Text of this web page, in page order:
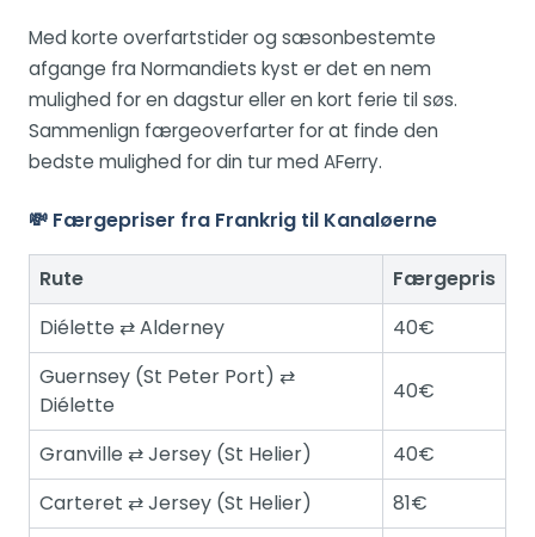
Med korte overfartstider og sæsonbestemte
afgange fra Normandiets kyst er det en nem
mulighed for en dagstur eller en kort ferie til søs.
Sammenlign færgeoverfarter for at finde den
bedste mulighed for din tur med AFerry.
💸 Færgepriser fra Frankrig til Kanaløerne
Rute
Færgepris
Diélette ⇄ Alderney
40€
Guernsey (St Peter Port) ⇄
Diélette
40€
Granville ⇄ Jersey (St Helier)
40€
Carteret ⇄ Jersey (St Helier)
81€